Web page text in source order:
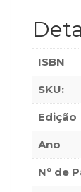
Rádio
(8)
Relações
Públicas
e
(31)
Religião,
ISBN
SKU:
Edição
Ano
Nº de